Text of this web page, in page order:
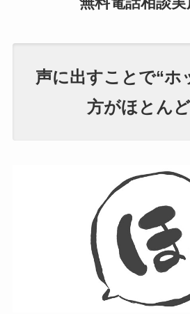
声に出すことで“ホ
方がほとん